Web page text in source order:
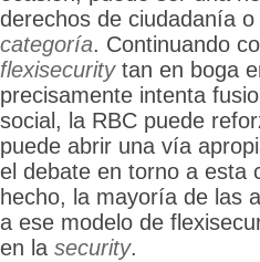
derechos de ciudadanía
categoría. Continuando
flexisecurity tan en boga
precisamente intenta
social, la RBC puede
puede abrir una vía
el debate en torno a esta
hecho, la mayoría de las
a ese modelo de
en la security.